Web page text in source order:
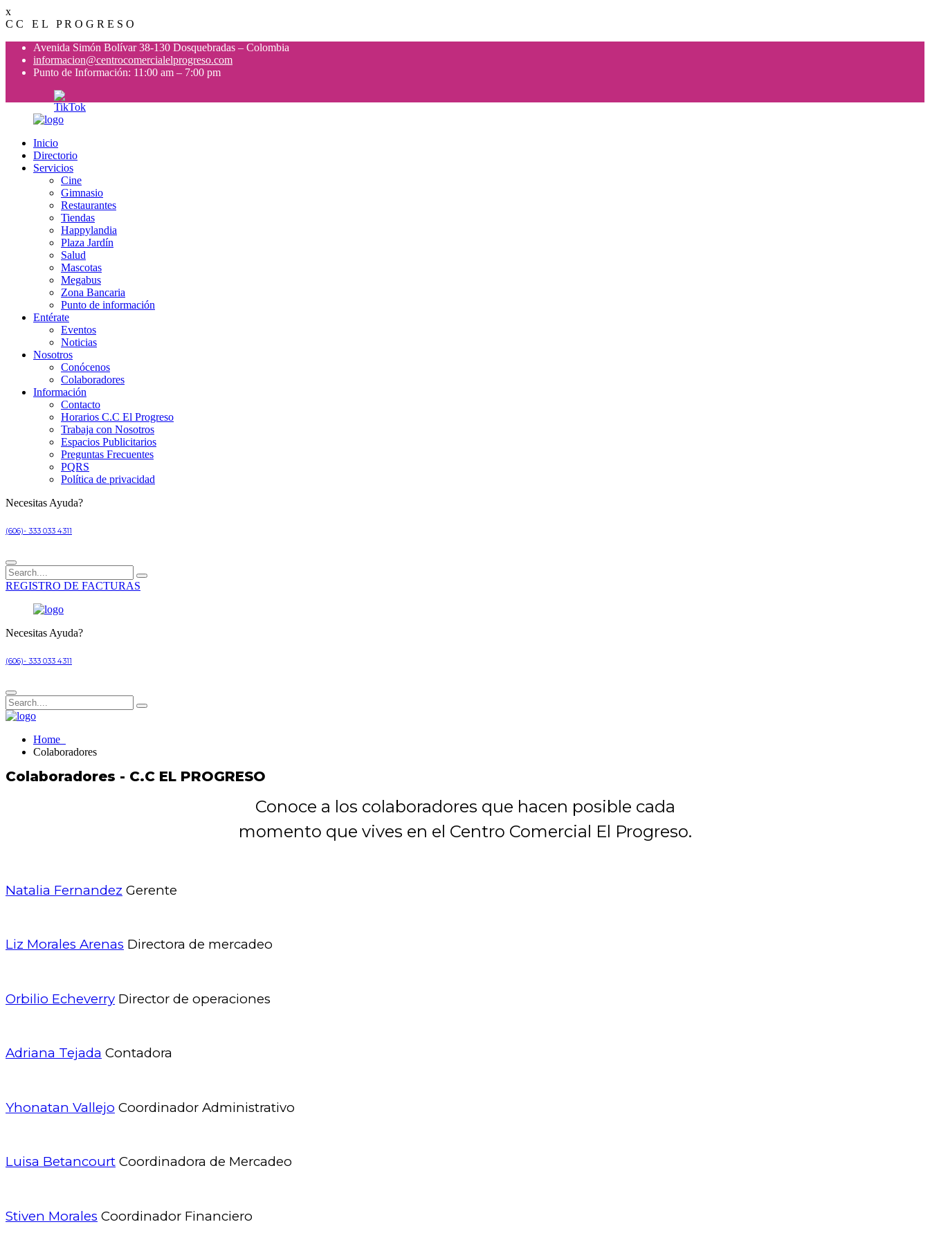
x
C C E L P R O G R E S O
Avenida Simón Bolívar 38-130 Dosquebradas – Colombia
informacion@centrocomercialelprogreso.com
Punto de Información: 11:00 am – 7:00 pm
Inicio
Directorio
Servicios
Cine
Gimnasio
Restaurantes
Tiendas
Happylandia
Plaza Jardín
Salud
Mascotas
Megabus
Zona Bancaria
Punto de información
Entérate
Eventos
Noticias
Nosotros
Conócenos
Colaboradores
Información
Contacto
Horarios C.C El Progreso
Trabaja con Nosotros
Espacios Publicitarios
Preguntas Frecuentes
PQRS
Política de privacidad
Necesitas Ayuda?
(606)- 333 033 4311
REGISTRO DE FACTURAS
Necesitas Ayuda?
(606)- 333 033 4311
Home
Colaboradores
Colaboradores - C.C EL PROGRESO
Conoce a los colaboradores que hacen posible cada
momento que vives en el Centro Comercial El Progreso.
Natalia Fernandez Gerente
Liz Morales Arenas Directora de mercadeo
Orbilio Echeverry Director de operaciones
Adriana Tejada Contadora
Yhonatan Vallejo Coordinador Administrativo
Luisa Betancourt Coordinadora de Mercadeo
Stiven Morales Coordinador Financiero